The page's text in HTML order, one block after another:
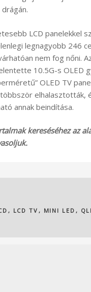
LCD panelekkel
legnagyobb 246
nem fog nőni.
10.5G-s OLED
OLED TV
elhalasztották,
annak beindítása.
kereséséhez az
, LCD TV , MINI LED ,